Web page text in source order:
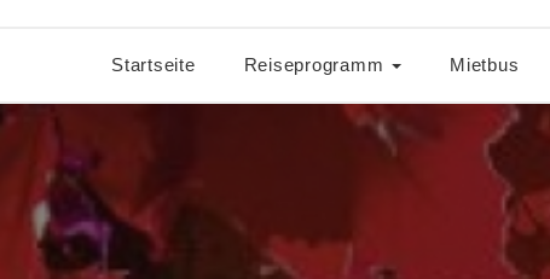
Startseite Reiseprogramm Mietbus